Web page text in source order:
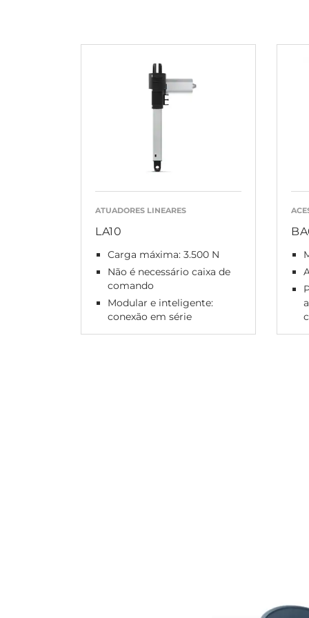
ATUADORES LINEARES
LA10
Carga máxima: 3.500 N
Não é necessário caixa de
comando
Modular e inteligente:
conexão em série